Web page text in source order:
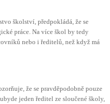
školství, předpokládá, že se
práce. Na více škol by tedy
nebo i ředitelů, než když má
že se pravděpodobně pouze
jeden ředitel ze sloučené školy,